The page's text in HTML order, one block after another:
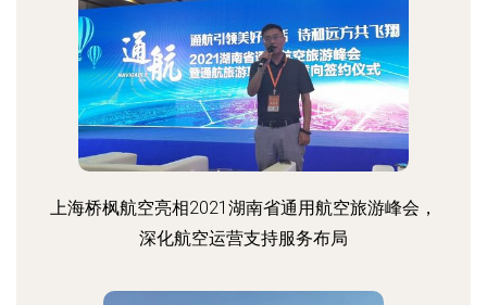
上海桥枫航空亮相2021湖南省通用航空旅游峰会，
深化航空运营支持服务布局